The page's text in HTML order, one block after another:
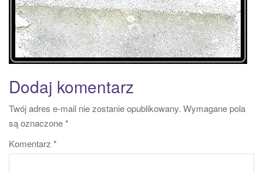
Dodaj komentarz
Twój adres e-mail nie zostanie opublikowany. Wymagane pola
są oznaczone*
Komentarz *